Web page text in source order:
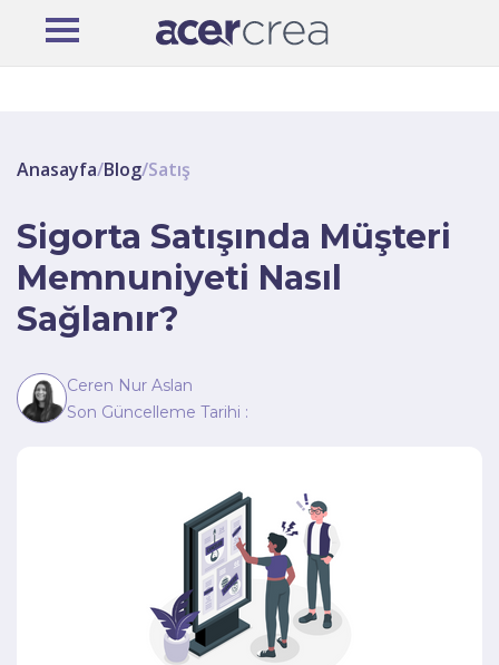
Anasayfa/Blog/Satış
Sigorta Satışında Müşteri
Memnuniyeti Nasıl
Sağlanır?
Ceren Nur Aslan
Son Güncelleme Tarihi :